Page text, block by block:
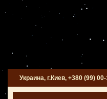
Украина, г.Киев, +380 (99)